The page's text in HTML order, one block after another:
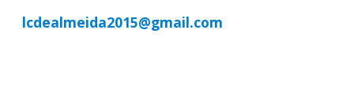
lcdealmeida2015@gmail.com